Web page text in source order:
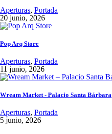
Aperturas, Portada
20 junio, 2026
Pop Arq Store
Aperturas, Portada
11 junio, 2026
Wream Market - Palacio Santa Bárbara
Aperturas, Portada
5 junio, 2026